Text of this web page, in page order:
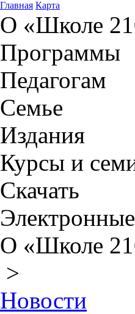
Главная Карта
О «Школе
Программы
Педагогам
Семье
Издания
Курсы и
Скачать
О «Школе
>
Новости